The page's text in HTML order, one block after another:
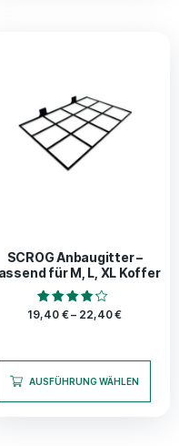
SCROG Anbaugitter –
für M, L, XL Koffer
Bewertet
19,40 €– 22,40€
AUSFÜHRUNG WÄHLEN